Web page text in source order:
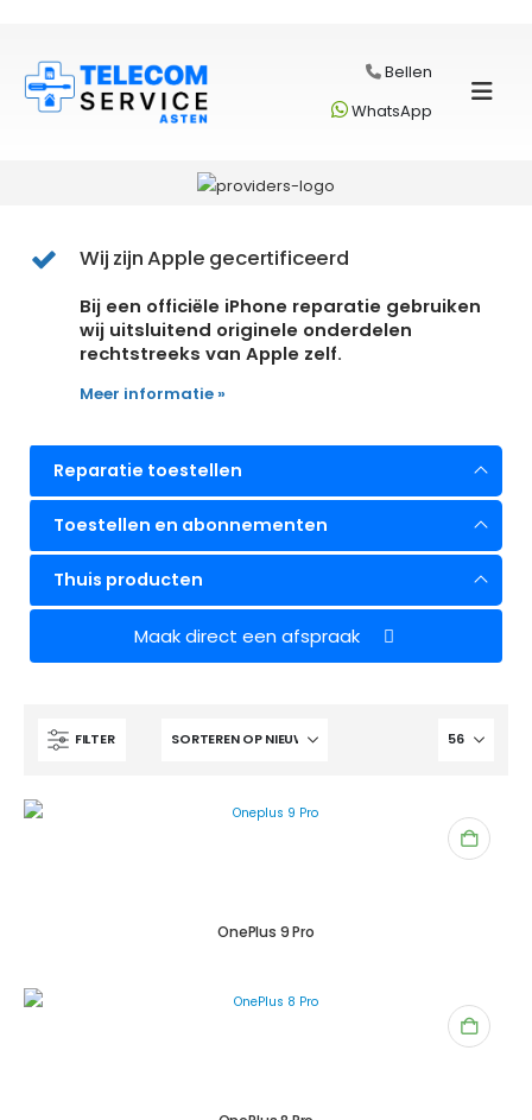
Bellen
WhatsApp
Wij zijn Apple gecertificeerd
Bij een officiële iPhone reparatie gebruiken
wij uitsluitend originele onderdelen
rechtstreeks van Apple zelf.
Meer informatie »
Reparatie toestellen
Toestellen en abonnementen
Thuis producten
Maak direct een afspraak
FILTER
OnePlus 9 Pro